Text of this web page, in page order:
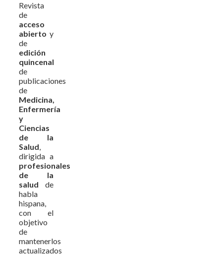
Revista
de
acceso
abierto y
de
edición
quincenal
de
publicaciones
de
Medicina,
Enfermería
y
Ciencias
de la
Salud,
dirigida a
profesionales
de la
salud de
habla
hispana,
con el
objetivo
de
mantenerlos
actualizados